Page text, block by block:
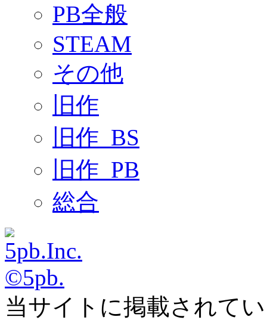
PB全般
STEAM
その他
旧作
旧作_BS
旧作_PB
総合
©5pb.
当サイトに掲載されて